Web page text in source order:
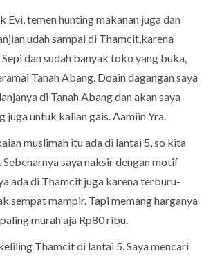
Evi, temen hunting makanan juga dan
udah sampai di Thamcit,karena
dan sudah banyak toko yang buka,
Tanah Abang. Doain dagangan saya
di Tanah Abang dan akan saya
juga untuk kalian gais. Aamiin Yra.
muslimah itu ada di lantai 5, so kita
Sebenarnya saya naksir dengan motif
ada di Thamcit juga karena terburu-
sempat mampir. Tapi memang harganya
murah aja Rp80 ribu.
Thamcit di lantai 5. Saya mencari